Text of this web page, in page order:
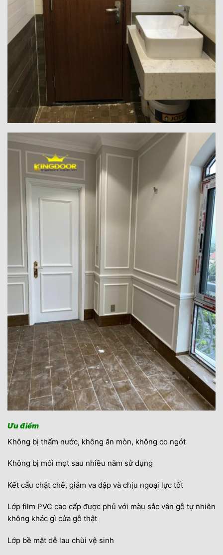
Ưu điểm
Không bị thấm nước, không ăn mòn, không co ngót
Không bị mối mọt sau nhiều năm sử dụng
Kết cấu chặt chẽ, giảm va đập và chịu ngoại lực tốt
Lớp film PVC cao cấp được phủ với màu sắc vân gỗ tự nhiên
không khác gì cửa gỗ thật
Lớp bề mặt dễ lau chùi vệ sinh